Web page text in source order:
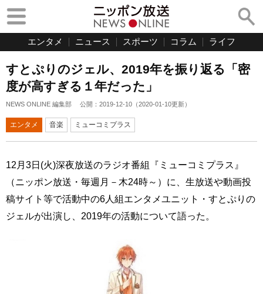
エンタメ ニュース スポーツ コラム ライフ
すとぷりのジェル、2019年を振り返る「密
度が高すぎる１年だった」
NEWS ONLINE 編集部 公開： 2019-12-10 （2020-01-10更新）
エンタメ 音楽 ミューコミプラス
12月3日(火)深夜放送のラジオ番組『ミューコミプラス』
（ニッポン放送・毎週月－木24時～）に、生放送や動画投
稿サイト等で活動中の6人組エンタメユニット・すとぷりの
ジェルが出演し、2019年の活動について語った。